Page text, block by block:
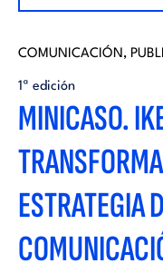
r
i
a
l
a
COMUNICACIÓN,
1ª edición
MINICASO.
ESTRATEGIA